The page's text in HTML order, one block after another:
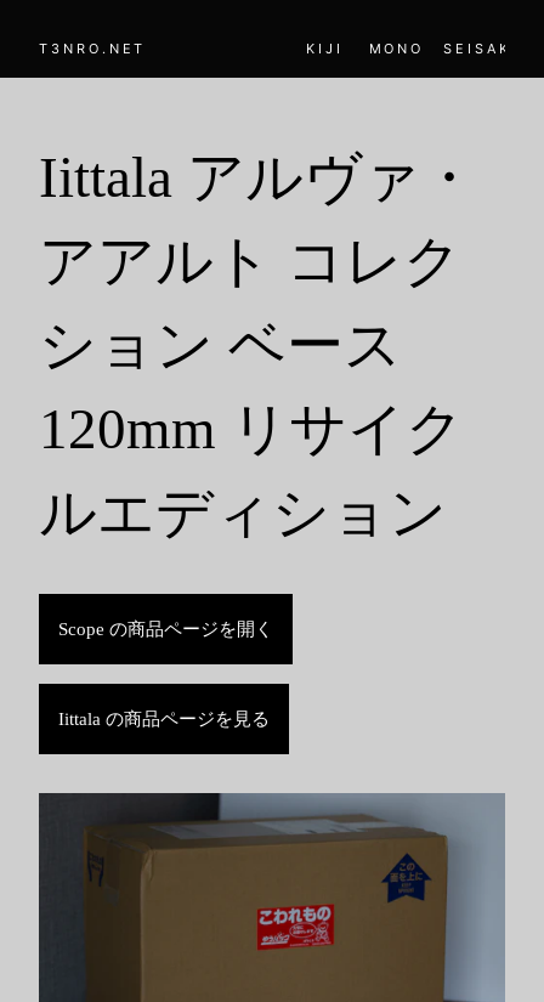
T3NRO.NET KIJI MONO SEISAKU
Iittala アルヴァ・
アアルト コレク
ション ベース
120mm リサイク
ルエディション
Scope の商品ページを開く
Iittala の商品ページを見る